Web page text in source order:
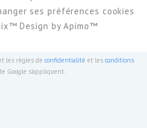
ses préférences cookies
Design byApimo™
les règles de confidentialité et les conditions
Google s'appliquent.